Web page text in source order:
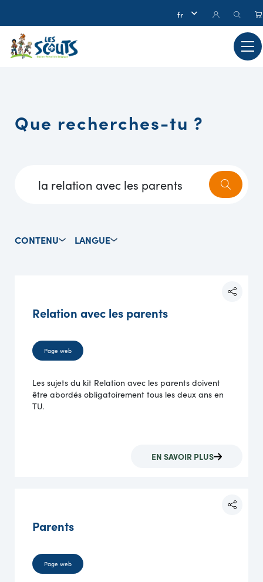
Que recherches-tu ?
CONTENU LANGUE
Relation avec les parents
Page web
Les sujets du kit Relation avec les parents doivent
être abordés obligatoirement tous les deux ans en
TU.
EN SAVOIR PLUS
Parents
Page web